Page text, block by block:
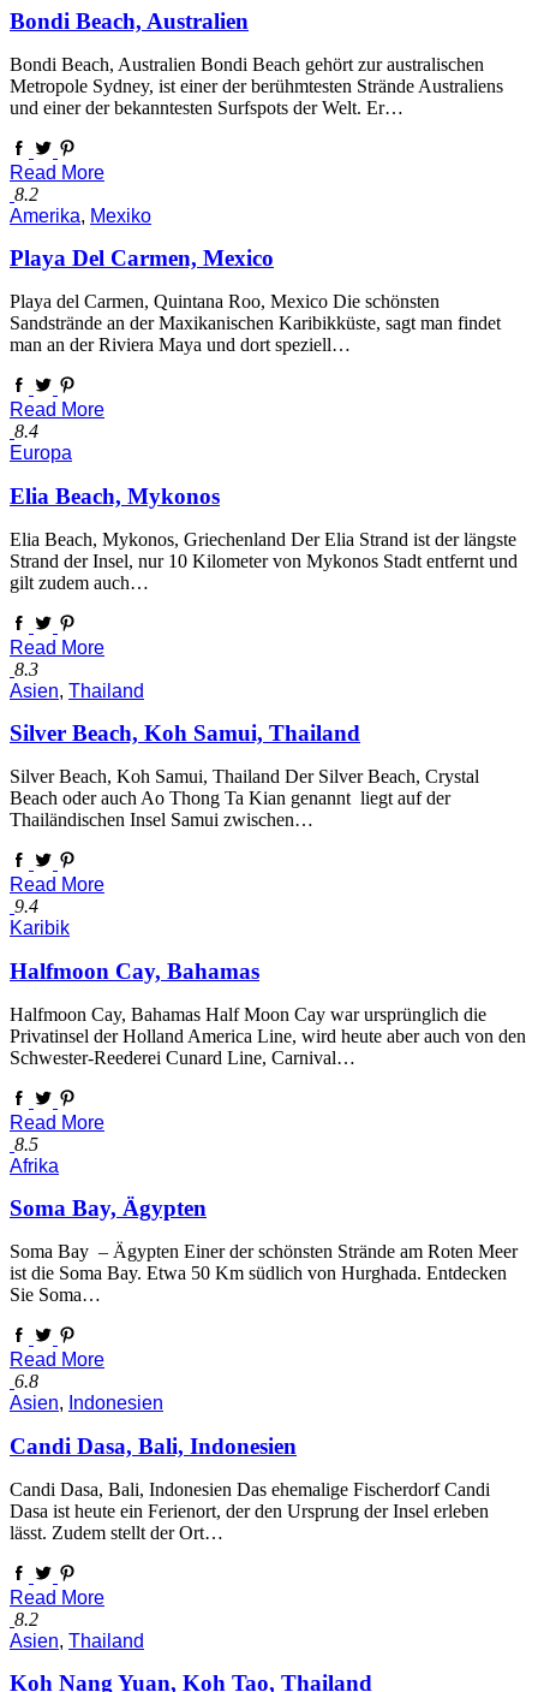
Bondi Beach, Australien
Bondi Beach, Australien Bondi Beach gehört zur australischen
Metropole Sydney, ist einer der berühmtesten Strände Australiens
und einer der bekanntesten Surfspots der Welt. Er…
Read More
8.2
Amerika, Mexiko
Playa Del Carmen, Mexico
Playa del Carmen, Quintana Roo, Mexico Die schönsten
Sandstrände an der Maxikanischen Karibikküste, sagt man findet
man an der Riviera Maya und dort speziell…
Read More
8.4
Europa
Elia Beach, Mykonos
Elia Beach, Mykonos, Griechenland Der Elia Strand ist der längste
Strand der Insel, nur 10 Kilometer von Mykonos Stadt entfernt und
gilt zudem auch…
Read More
8.3
Asien, Thailand
Silver Beach, Koh Samui, Thailand
Silver Beach, Koh Samui, Thailand Der Silver Beach, Crystal
Beach oder auch Ao Thong Ta Kian genannt liegt auf der
Thailändischen Insel Samui zwischen…
Read More
9.4
Karibik
Halfmoon Cay, Bahamas
Halfmoon Cay, Bahamas Half Moon Cay war ursprünglich die
Privatinsel der Holland America Line, wird heute aber auch von den
Schwester-Reederei Cunard Line, Carnival…
Read More
8.5
Afrika
Soma Bay, Ägypten
Soma Bay – Ägypten Einer der schönsten Strände am Roten Meer
ist die Soma Bay. Etwa 50 Km südlich von Hurghada. Entdecken
Sie Soma…
Read More
6.8
Asien, Indonesien
Candi Dasa, Bali, Indonesien
Candi Dasa, Bali, Indonesien Das ehemalige Fischerdorf Candi
Dasa ist heute ein Ferienort, der den Ursprung der Insel erleben
lässt. Zudem stellt der Ort…
Read More
8.2
Asien, Thailand
Koh Nang Yuan, Koh Tao, Thailand